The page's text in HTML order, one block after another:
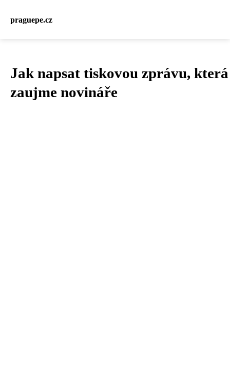
praguepe.cz
Jak napsat tiskovou zprávu, která
zaujme novináře